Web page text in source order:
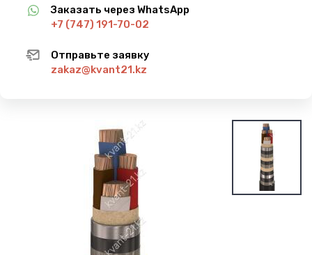
Заказать через WhatsApp
+7 (747) 191-70-02
Отправьте заявку
zakaz@kvant21.kz